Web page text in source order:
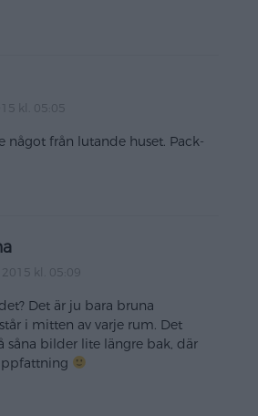
kl. 05:05
något från lutande huset. Pack-
2015 kl. 05:09
Det är ju bara bruna
i mitten av varje rum. Det
såna bilder lite längre bak, där